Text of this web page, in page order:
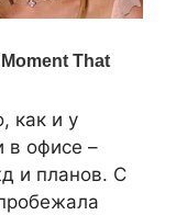
как и у
в офисе –
и планов. С